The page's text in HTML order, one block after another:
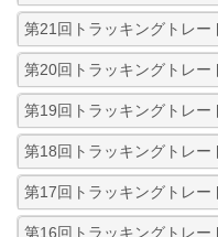
第21回トラッキングトレー
第20回トラッキングトレー
第19回トラッキングトレー
第18回トラッキングトレー
第17回トラッキングトレー
第16回トラッキングトレー